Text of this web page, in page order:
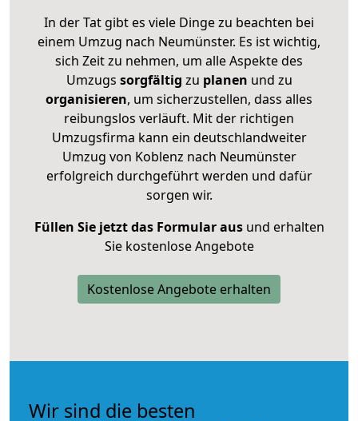
In der Tat gibt es viele Dinge zu beachten bei
einem Umzug nach Neumünster. Es ist wichtig,
sich Zeit zu nehmen, um alle Aspekte des
Umzugs sorgfältig zu planen und zu
organisieren, um sicherzustellen, dass alles
reibungslos verläuft. Mit der richtigen
Umzugsfirma kann ein deutschlandweiter
Umzug von Koblenz nach Neumünster
erfolgreich durchgeführt werden und dafür
sorgen wir.
Füllen Sie jetzt das Formular ausund erhalten
Sie kostenlose Angebote
Kostenlose Angebote erhalten
Wir sind die besten